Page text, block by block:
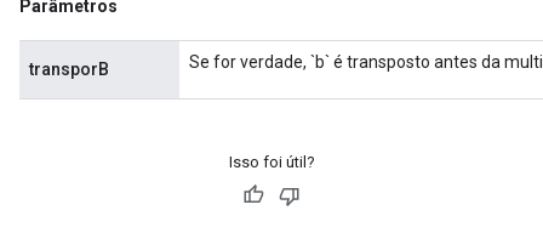
Parâmetros
transporB Se for verdade, `b` é transposto antes da
Isso foi útil?